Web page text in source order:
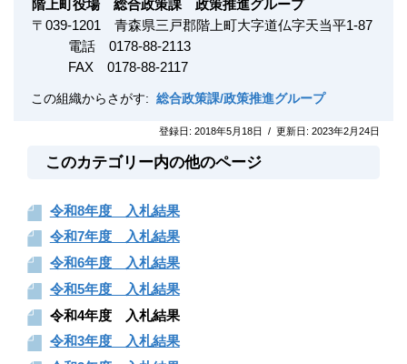
階上町役場 総合政策課 政策推進グループ
〒 039-1201
青森県三戸郡階上町大字道仏字天当平1-87
電話 0178-88-2113
FAX 0178-88-2117
この組織からさがす: 総合政策課/政策推進グループ
登録日: 2018年5月18日 / 更新日: 2023年2月24日
このカテゴリー内の他のページ
令和8年度 入札結果
令和7年度 入札結果
令和6年度 入札結果
令和5年度 入札結果
令和4年度 入札結果
令和3年度 入札結果